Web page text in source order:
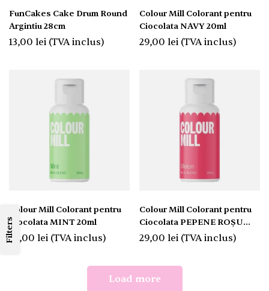
Filters
FunCakes Cake Drum Round
Argintiu 28cm
13,00 lei (TVA inclus)
Colour Mill Colorant pentru
Ciocolata NAVY 20ml
29,00 lei (TVA inclus)
Colour Mill Colorant pentru
Ciocolata MINT 20ml
29,00 lei (TVA inclus)
Colour Mill Colorant pentru
Ciocolata PEPENE ROȘU
20ml
29,00 lei (TVA inclus)
Load more